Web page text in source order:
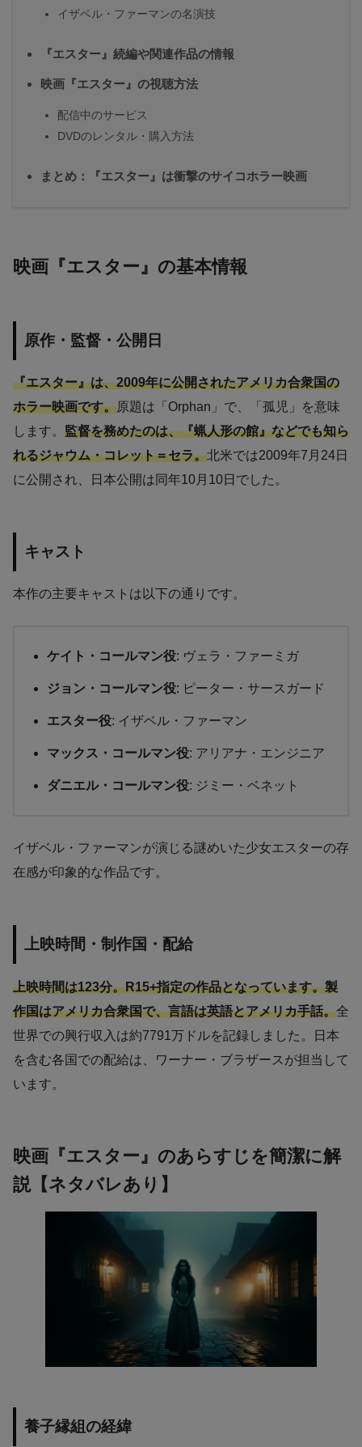
イザベル・ファーマンの名演技
『エスター』続編や関連作品の情報
映画『エスター』の視聴方法
配信中のサービス
DVDのレンタル・購入方法
まとめ：『エスター』は衝撃のサイコホラー映画
映画『エスター』の基本情報
原作・監督・公開日
『エスター』は、2009年に公開されたアメリカ合衆国の
ホラー映画です。原題は「Orphan」で、「孤児」を意味
します。 監督を務めたのは、『蝋人形の館』などでも知ら
れるジャウム・コレット＝セラ。北米では2009年7月24日
に公開され、日本公開は同年10月10日でした。
キャスト
本作の主要キャストは以下の通りです。
ケイト・コールマン役: ヴェラ・ファーミガ
ジョン・コールマン役: ピーター・サースガード
エスター役: イザベル・ファーマン
マックス・コールマン役: アリアナ・エンジニア
ダニエル・コールマン役: ジミー・ベネット
イザベル・ファーマンが演じる謎めいた少女エスターの存
在感が印象的な作品です。
上映時間・制作国・配給
上映時間は123分。R15+指定の作品となっています。製
作国はアメリカ合衆国で、言語は英語とアメリカ手話。全
世界での興行収入は約7791万ドルを記録しました。日本
を含む各国での配給は、ワーナー・ブラザースが担当して
います。
映画『エスター』のあらすじを簡潔に解
説【ネタバレあり】
養子縁組の経緯